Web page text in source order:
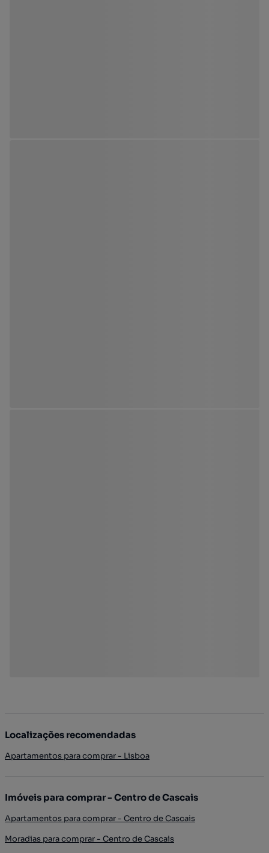
Localizações recomendadas
Apartamentos para comprar - Lisboa
Imóveis para comprar - Centro de Cascais
Apartamentos para comprar - Centro de Cascais
Moradias para comprar - Centro de Cascais